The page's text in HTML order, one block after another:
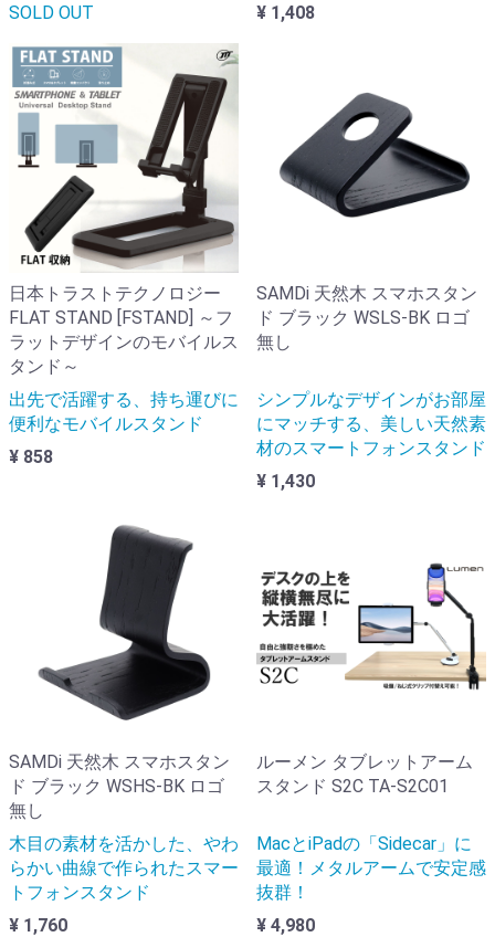
SOLD OUT
¥ 1,408
日本トラストテクノロジー
FLAT STAND [FSTAND] ～フ
ラットデザインのモバイルス
タンド～
出先で活躍する、持ち運びに
便利なモバイルスタンド
¥ 858
SAMDi 天然木 スマホスタン
ド ブラック WSLS-BK ロゴ
無し
シンプルなデザインがお部屋
にマッチする、美しい天然素
材のスマートフォンスタンド
¥ 1,430
SAMDi 天然木 スマホスタン
ド ブラック WSHS-BK ロゴ
無し
木目の素材を活かした、やわ
らかい曲線で作られたスマー
トフォンスタンド
¥ 1,760
ルーメン タブレットアーム
スタンド S2C TA-S2C01
MacとiPadの「Sidecar」に
最適！メタルアームで安定感
抜群！
¥ 4,980